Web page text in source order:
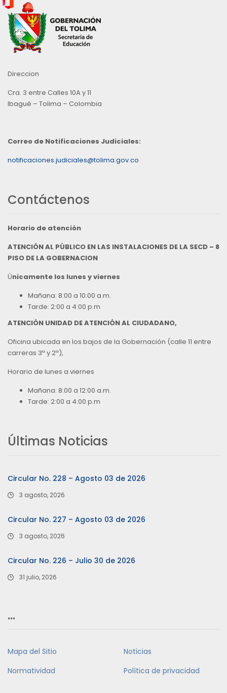
Direccion
Cra. 3 entre Calles 10A y 11
Ibagué – Tolima – Colombia
Correo de Notificaciones Judiciales:
notificaciones.judiciales@tolima.gov.co
Contáctenos
Horario de atención
ATENCIÓN AL PÚBLICO EN LAS INSTALACIONES DE LA SECD – 8
PISO DE LA GOBERNACION
Únicamente los lunes y viernes
Mañana: 8:00 a 10:00 a.m.
Tarde: 2:00 a 4:00 p.m
ATENCIÓN UNIDAD DE ATENCIÓN AL CIUDADANO,
Oficina ubicada en los bajos de la Gobernación (calle 11 entre
carreras 3ª y 2ª),
Horario de lunes a viernes
Mañana: 8:00 a 12:00 a.m.
Tarde: 2:00 a 4:00 p.m
Últimas Noticias
Circular No. 228 – Agosto 03 de 2026
3 agosto, 2026
Circular No. 227 – Agosto 03 de 2026
3 agosto, 2026
Circular No. 226 – Julio 30 de 2026
31 julio, 2026
…
Mapa del Sitio
Noticias
Normatividad
Política de privacidad